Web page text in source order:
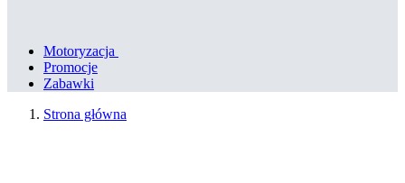
Motoryzacja
Promocje
Zabawki
Strona główna